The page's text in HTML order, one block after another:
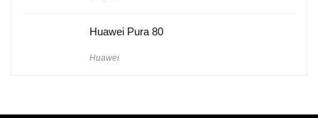
Huawei Pura 80
Huawei